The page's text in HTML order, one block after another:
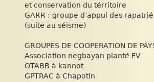
et conservation du térritoire
GARR : groupe d’appui des
(suite au séisme)
GROUPES DE COOPERATION DE
Association negbayan planté FV
OTABB à kannot
GPTRAC à Chapotin